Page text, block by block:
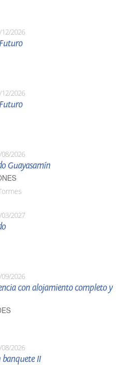
12/2026
12/2026
08/2026
Guayasamín
03/2027
09/2026
con alojamiento completo y
08/2026
banquete II